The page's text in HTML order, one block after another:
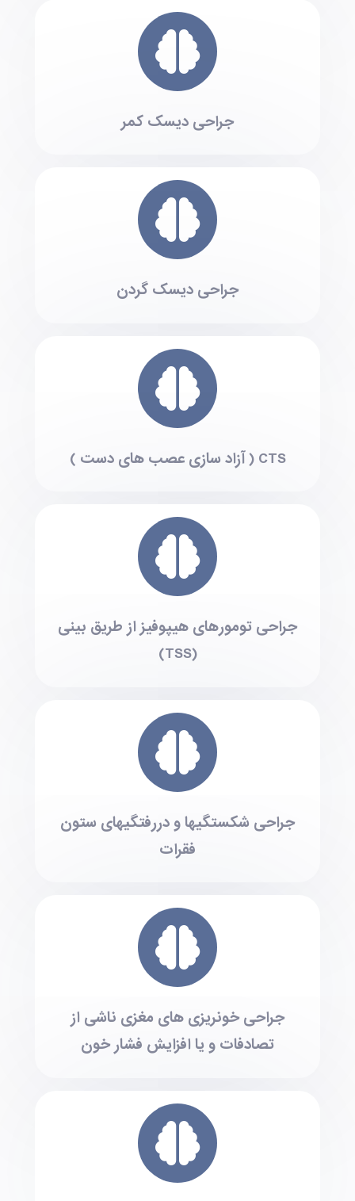
جراحی دیسک کمر
جراحی دیسک گردن
CTS ( آزاد سازی عصب های دست )
جراحی تومورهای هیپوفیز از طریق بینی
(TSS)
جراحی شکستگیها و دررفتگیهای ستون
فقرات
جراحی خونریزی های مغزی ناشی از
تصادفات و یا افزایش فشار خون